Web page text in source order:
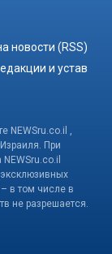
новости (RSS)
и устав
NEWSru.co.il ,
При
в том числе в
не разрешается.